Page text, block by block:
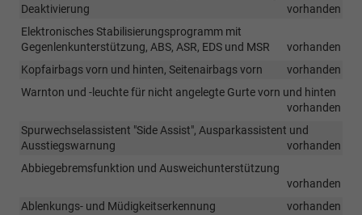
Deaktivierung
vorhanden
Elektronisches Stabilisierungsprogramm mit
Gegenlenkunterstützung, ABS, ASR, EDS und MSR
vorhanden
Kopfairbags vorn und hinten, Seitenairbags vorn
vorhanden
Warnton und -leuchte für nicht angelegte Gurte vorn und hinten
vorhanden
Spurwechselassistent "Side Assist", Ausparkassistent und
Ausstiegswarnung
vorhanden
Abbiegebremsfunktion und Ausweichunterstützung
vorhanden
Ablenkungs- und Müdigkeitserkennung
vorhanden